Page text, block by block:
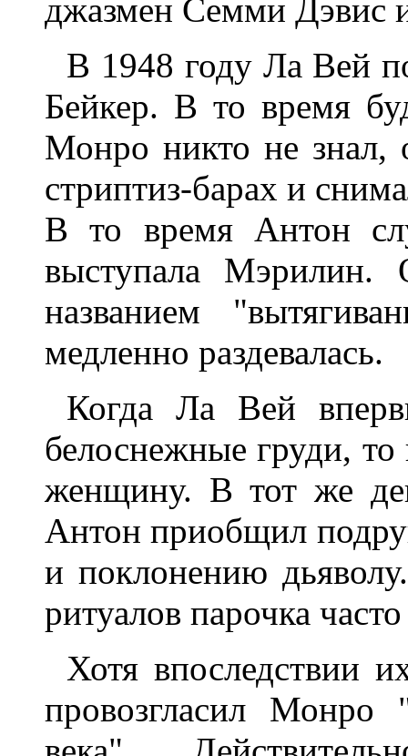
джазмен Семми Дэвис
В 1948 году Ла Вей
Бейкер. В то время
Монро никто не знал,
стриптиз-барах и
В то время Антон
выступала Мэрилин.
названием
медленно раздевалась.
Когда Ла Вей
белоснежные груди,
женщину. В тот же
Антон приобщил
и поклонению
ритуалов парочка
Хотя впоследствии
провозгласил Монро